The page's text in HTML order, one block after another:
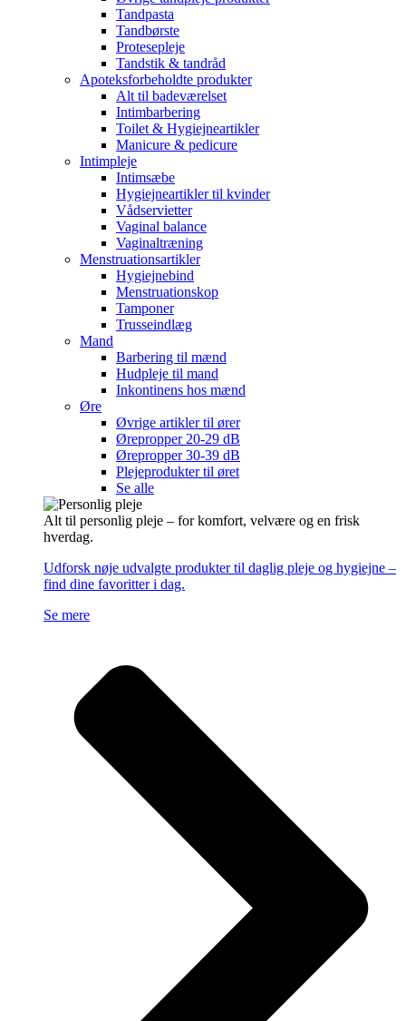
Tandpasta
Tandbørste
Protesepleje
Tandstik & tandråd
Apoteksforbeholdte produkter
Alt til badeværelset
Intimbarbering
Toilet & Hygiejneartikler
Manicure & pedicure
Intimpleje
Intimsæbe
Hygiejneartikler til kvinder
Vådservietter
Vaginal balance
Vaginaltræning
Menstruationsartikler
Hygiejnebind
Menstruationskop
Tamponer
Trusseindlæg
Mand
Barbering til mænd
Hudpleje til mand
Inkontinens hos mænd
Øre
Øvrige artikler til ører
Ørepropper 20-29 dB
Ørepropper 30-39 dB
Plejeprodukter til øret
Se alle
Alt til personlig pleje – for komfort, velvære og en frisk
hverdag.
Udforsk nøje udvalgte produkter til daglig pleje og hygiejne –
find dine favoritter i dag.
Se mere